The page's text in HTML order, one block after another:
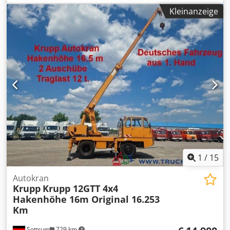
R22.50, Achsen-Konfiguration:10x8, nächste Prüfung
(TÜV):08/2022 , Fahrerkabine: Fahrerhaus, Getriebetyp:
Automatisch
, Federung: Blatt, Anzahl der Sitzplätze:2,
Gesamtlänge:16.650 mm, Gesamtbreite:25.500 mm,
Gesamthöhe:40.000 mm, Vorderreifengröße:385/95
R22.50, Betriebsgewicht:60.000 kg, Ausstattung:
Klimaanlage, Kran,
Kleinanzeige
1 / 15
Autokran
Krupp Krupp 12GTT 4x4
Hakenhöhe 16m Original 16.253
Km